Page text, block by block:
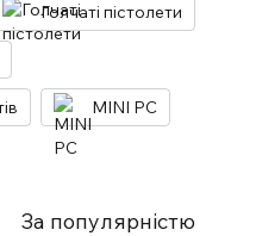
Голчаті пістолети
MINI PC
За популярністю